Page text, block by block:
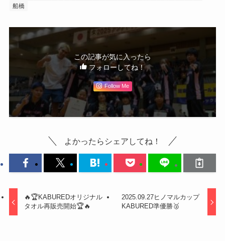
船橋
この記事が気に入ったら
フォローしてね！
Follow Me
よかったらシェアしてね！
🔥🏆KABUREDオリジナル
タオル再販売開始🏆🔥
2025.09.27ヒノマルカップ
KABURED準優勝🥈